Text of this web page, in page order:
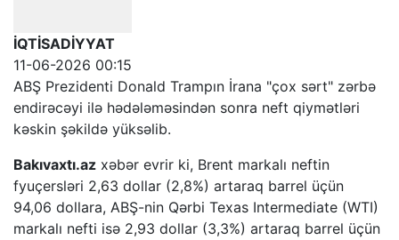
İQTİSADİYYAT
11-06-2026 00:15
ABŞ Prezidenti Donald Trampın İrana "çox sərt" zərbə
endirəcəyi ilə hədələməsindən sonra neft qiymətləri
kəskin şəkildə yüksəlib.
Bakıvaxtı.az xəbər evrir ki, Brent markalı neftin
fyuçersləri 2,63 dollar (2,8%) artaraq barrel üçün
94,06 dollara, ABŞ-nin Qərbi Texas Intermediate (WTI)
markalı nefti isə 2,93 dollar (3,3%) artaraq barrel üçün